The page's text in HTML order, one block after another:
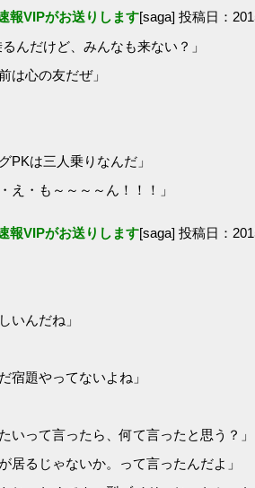
報VIPがお送りします[saga] 投稿日：
んだけど、みんなも来ない？」
は心の友だぜ」
PKは三人乗りなんだ」
え・も～～～～ん！！！」
報VIPがお送りします[saga] 投稿日：
いんだね」
宿題やってないよね」
いって言ったら、何て言ったと思う？」
居るじゃないか。って言ったんだよ」